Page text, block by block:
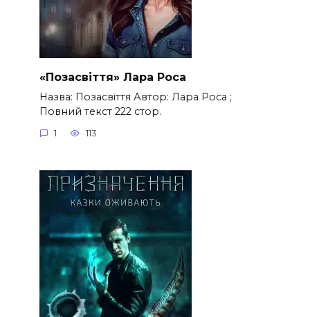
«Позасвіття» Лара Роса
Назва: Позасвіття Автор: Лара Роса ;
Повний текст 222 стор.
1 113